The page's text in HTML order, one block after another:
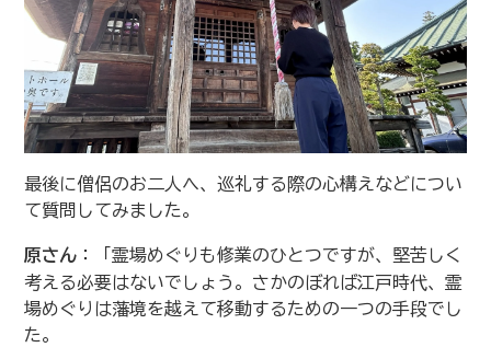
最後に僧侶のお二人へ、巡礼する際の心構えなどについ
て質問してみました。
原さん ：「霊場めぐりも修業のひとつですが、堅苦しく
考える必要はないでしょう。さかのぼれば江戸時代、霊
場めぐりは藩境を越えて移動するための一つの手段でし
た。